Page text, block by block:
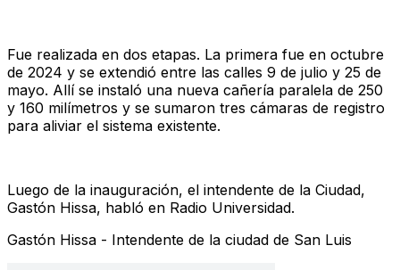
Fue realizada en dos etapas. La primera fue en octubre
de 2024 y se extendió entre las calles 9 de julio y 25 de
mayo. Allí se instaló una nueva cañería paralela de 250
y 160 milímetros y se sumaron tres cámaras de registro
para aliviar el sistema existente.
Luego de la inauguración, el intendente de la Ciudad,
Gastón Hissa, habló en Radio Universidad.
Gastón Hissa - Intendente de la ciudad de San Luis